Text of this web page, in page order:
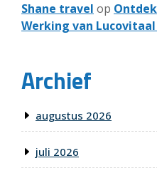
Shane travel op
Werking van
Archief
augustus 2026
juli 2026